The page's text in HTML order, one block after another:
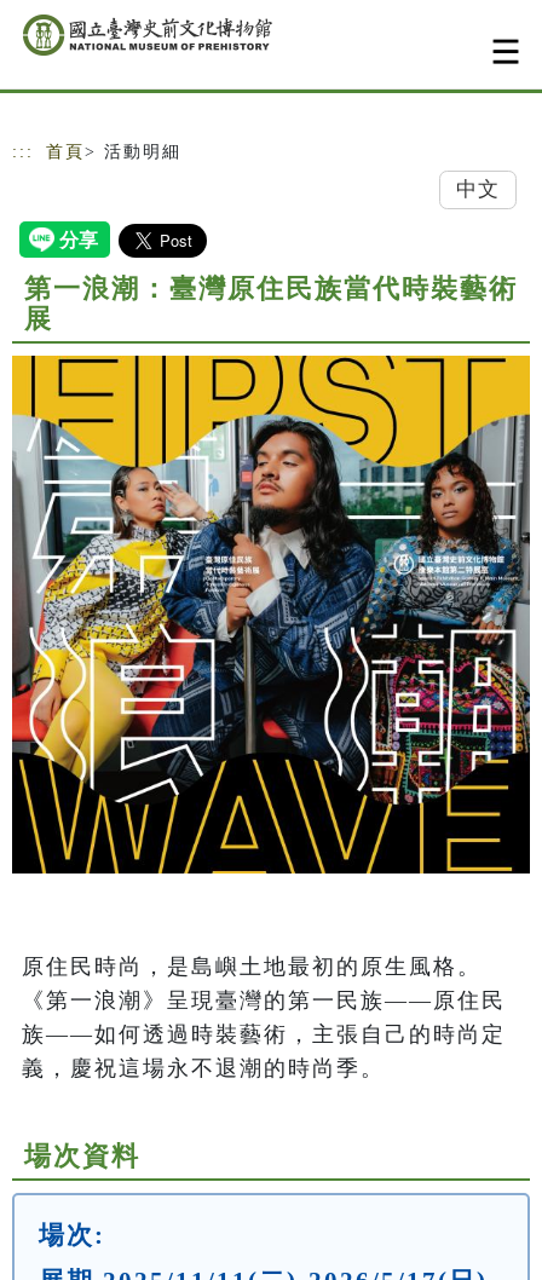
跳到主要內容
網站導覽
::: 首頁 > 活動明細
中文
第一浪潮：臺灣原住民族當代時裝藝術
展
原住民時尚，是島嶼土地最初的原生風格。
《第一浪潮》呈現臺灣的第一民族——原住民
族——如何透過時裝藝術，主張自己的時尚定
義，慶祝這場永不退潮的時尚季。
場次資料
場次: